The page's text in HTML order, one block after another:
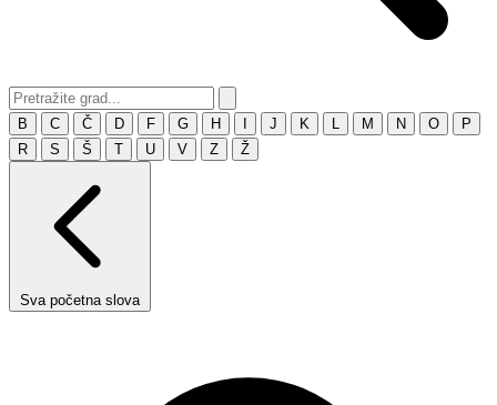
B C Č D F G H J K M N O
P
R
S Š T U V Z Ž
Sva početna slova